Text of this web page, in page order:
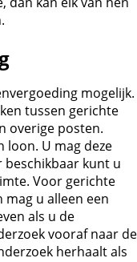
mogelijk.
tussen gerichte
overige posten.
loon. U mag deze
beschikbaar kunt u
Voor gerichte
u alleen een
als u de
vooraf naar de
herhaalt als